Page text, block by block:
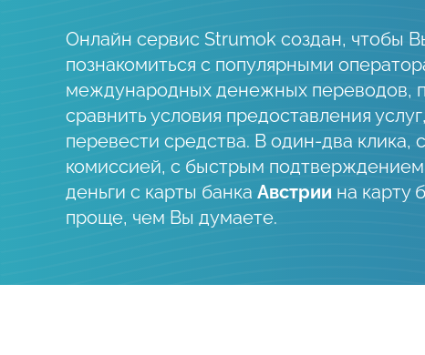
Онлайн сервис Strumok создан, чтобы
познакомиться с популярными
международных денежных переводов,
сравнить условия предоставления
перевести средства. В один-два клика,
комиссией, с быстрым
деньги c карты банка Австрии на карту
проще, чем Вы думаете.